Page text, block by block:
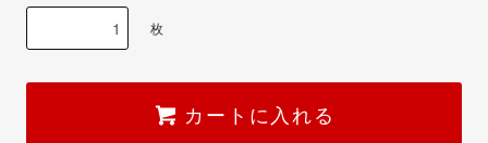
枚
カートに入れる